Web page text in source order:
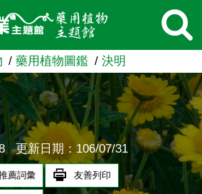
網
藥用植物圖鑑 決明
更新日期：106/07/31
薦詞彙 友善列印